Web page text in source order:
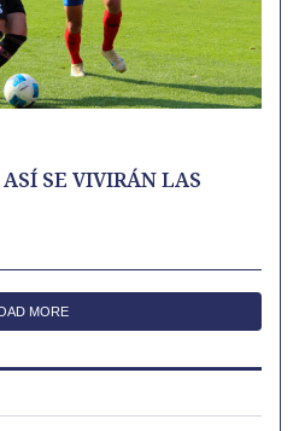
SE VIVIRÁN LAS
MORE